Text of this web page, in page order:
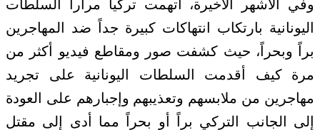
وفي الأشهر الأخيرة، اتهمت تركيا مراراً السلطات
اليونانية بارتكاب انتهاكات كبيرة جداً ضد المهاجرين
براً وبحراً، حيث كشفت صور ومقاطع فيديو أكثر من
مرة كيف أقدمت السلطات اليونانية على تجريد
مهاجرين من ملابسهم وتعذيبهم وإجبارهم على العودة
إلى الجانب التركي براً أو بحراً مما أدى إلى مقتل